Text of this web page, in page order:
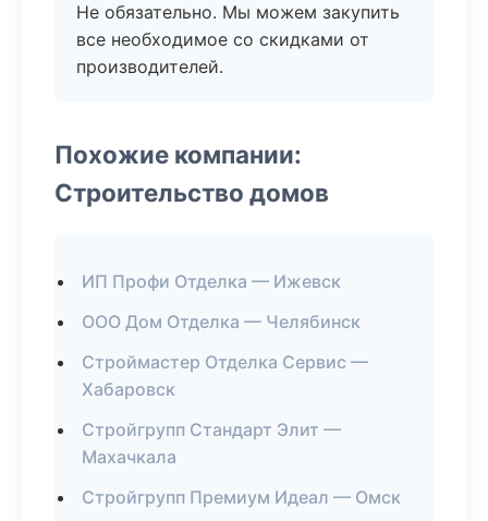
Не обязательно. Мы можем закупить
все необходимое со скидками от
производителей.
Похожие компании:
Строительство домов
ИП Профи Отделка — Ижевск
ООО Дом Отделка — Челябинск
Строймастер Отделка Сервис —
Хабаровск
Стройгрупп Стандарт Элит —
Махачкала
Стройгрупп Премиум Идеал — Омск